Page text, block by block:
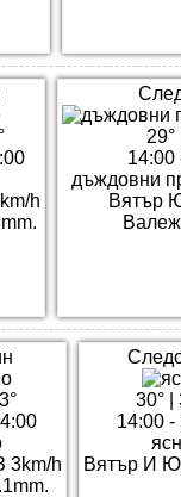
h
29°
14:00
дъждовни
Вятър
3km/h
30°
14:00 -
Вятър И